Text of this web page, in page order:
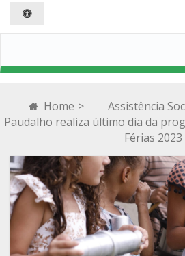
Home > Assistência
Paudalho realiza último dia da
Férias 2023